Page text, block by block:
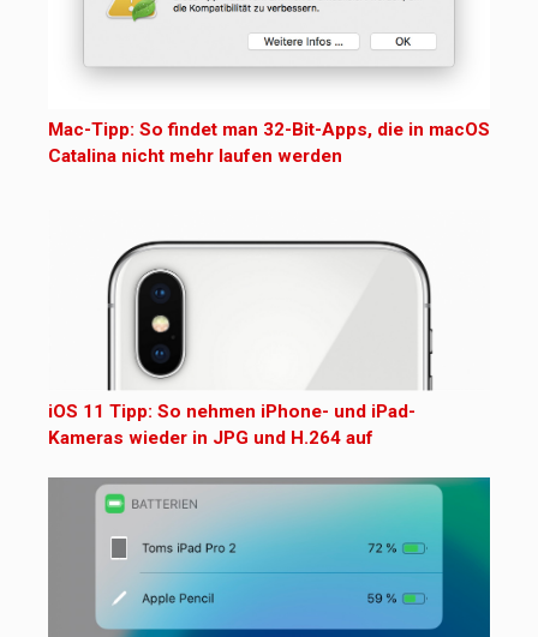
Mac-Tipp: So findet man 32-Bit-Apps, die in macOS
Catalina nicht mehr laufen werden
iOS 11 Tipp: So nehmen iPhone- und iPad-
Kameras wieder in JPG und H.264 auf